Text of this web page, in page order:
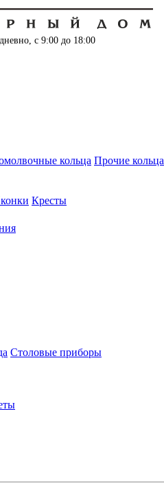
с 9:00 до 18:00
кольца Прочие кольца
Кресты
Столовые приборы